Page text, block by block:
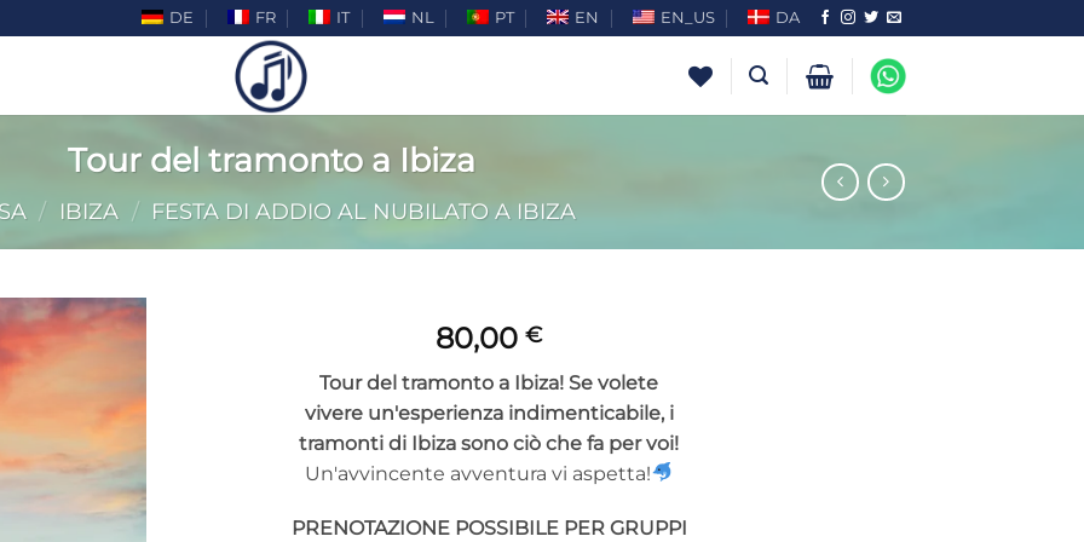
DE FR IT NL PT EN EN_US DA
Tour del tramonto a Ibiza
/ IBIZA / FESTA DI ADDIO AL NUBILATO A IBIZA
80,00 €
Tour del tramonto a Ibiza! Se volete
vivere un'esperienza indimenticabile, i
tramonti di Ibiza sono ciò che fa per voi!
Un'avvincente avventura vi aspetta!
PRENOTAZIONE POSSIBILE PER GRUPPI